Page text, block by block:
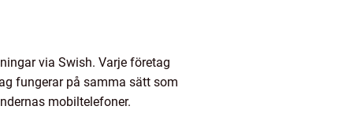
via Swish. Varje företag
fungerar på samma sätt som
mobiltelefoner.